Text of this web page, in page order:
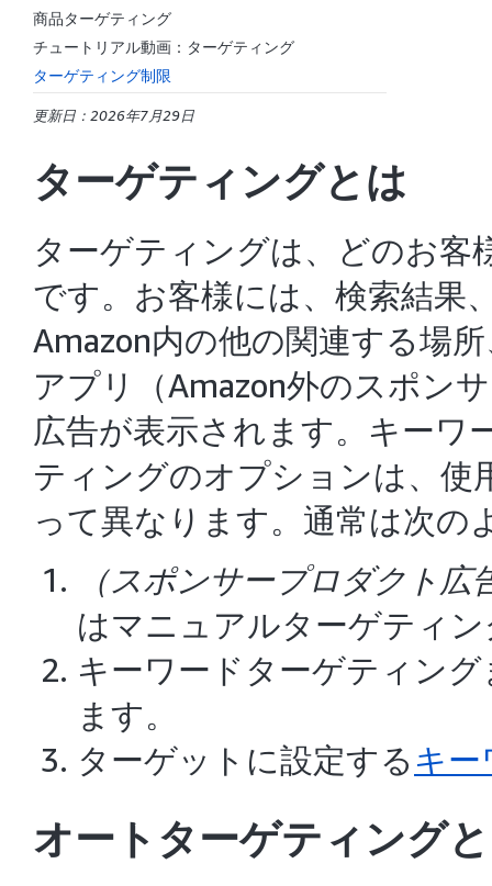
商品ターゲティング
チュートリアル動画：ターゲティング
ターゲティング制限
更新日：2026年7月29日
ターゲティングとは
ターゲティングは、どのお客
です。お客様には、検索結果
Amazon内の他の関連する場
アプリ（Amazon外のスポン
広告が表示されます。キーワ
ティングのオプションは、使
って異なります。通常は次の
（スポンサープロダクト広
はマニュアルターゲティ
キーワードターゲティン
ます。
ターゲットに設定する キー
オートターゲティング